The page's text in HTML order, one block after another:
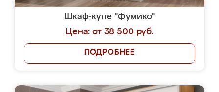
Шкаф-купе "Фумико"
Цена: от 38 500 руб.
ПОДРОБНЕЕ